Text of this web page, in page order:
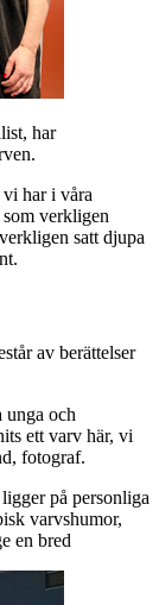
har
har i våra
som verkligen
satt djupa
av berättelser
och
ett varv här, vi
fotograf.
på personliga
varvshumor,
en bred